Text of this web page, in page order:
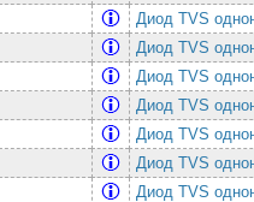
Диод TVS
Диод TVS
Диод TVS
Диод TVS
Диод TVS
Диод TVS
Диод TVS